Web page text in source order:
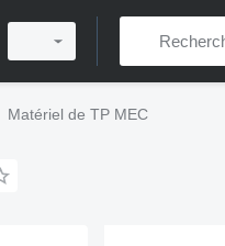
Matériel de TP MEC